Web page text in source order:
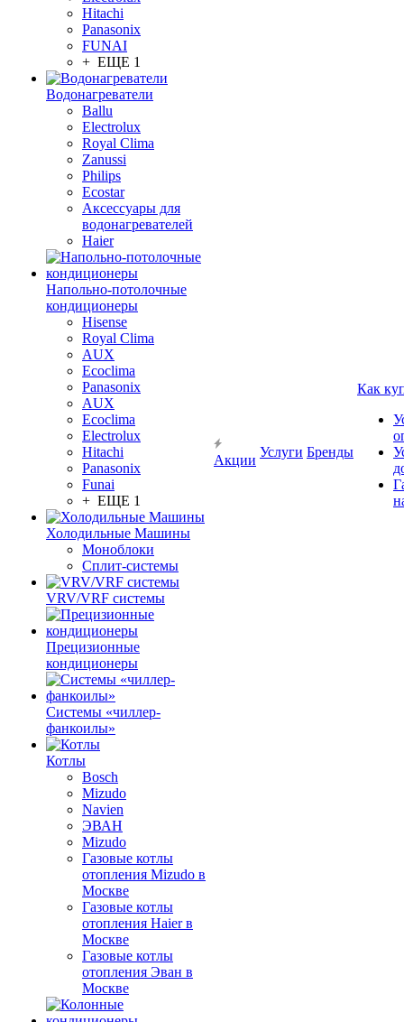
Hitachi
Panasonix
FUNAI
+ ЕЩЕ 1
Водонагреватели
Ballu
Electrolux
Royal Clima
Zanussi
Philips
Ecostar
Аксессуары для
водонагревателей
Haier
Напольно-потолочные
кондиционеры
Hisense
Royal Clima
AUX
Ecoclima
Panasonix
AUX
Ecoclima
Electrolux
Hitachi
Panasonix
Funai
+ ЕЩЕ 1
Холодильные Машины
Моноблоки
Сплит-системы
VRV/VRF системы
Прецизионные
кондиционеры
Системы «чиллер-
фанкоилы»
Котлы
Bosch
Mizudo
Navien
ЭВАН
Mizudo
Газовые котлы
отопления Mizudo в
Москве
Газовые котлы
отопления Haier в
Москве
Газовые котлы
отопления Эван в
Москве
Акции
Услуги Бренды
Как